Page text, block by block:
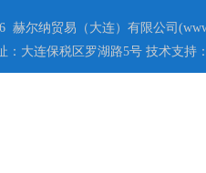
赫尔纳贸易（大连）有限公司
：大连保税区罗湖路5号 技术支持